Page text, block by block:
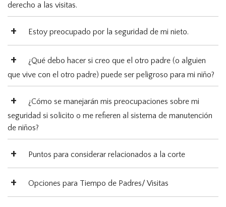
derecho a las visitas.
Estoy preocupado por la seguridad de mi nieto.
¿Qué debo hacer si creo que el otro padre (o alguien
que vive con el otro padre) puede ser peligroso para mi niño?
¿Cómo se manejarán mis preocupaciones sobre mi
seguridad si solicito o me refieren al sistema de manutención
de niños?
Puntos para considerar relacionados a la corte
Opciones para Tiempo de Padres/ Visitas